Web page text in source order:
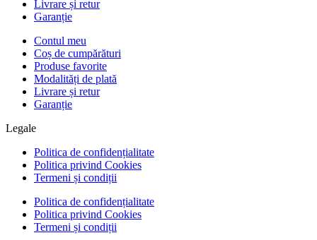
Livrare și retur
Garanție
Contul meu
Coș de cumpărături
Produse favorite
Modalități de plată
Livrare și retur
Garanție
Legale
Politica de confidențialitate
Politica privind Cookies
Termeni și condiții
Politica de confidențialitate
Politica privind Cookies
Termeni și condiții